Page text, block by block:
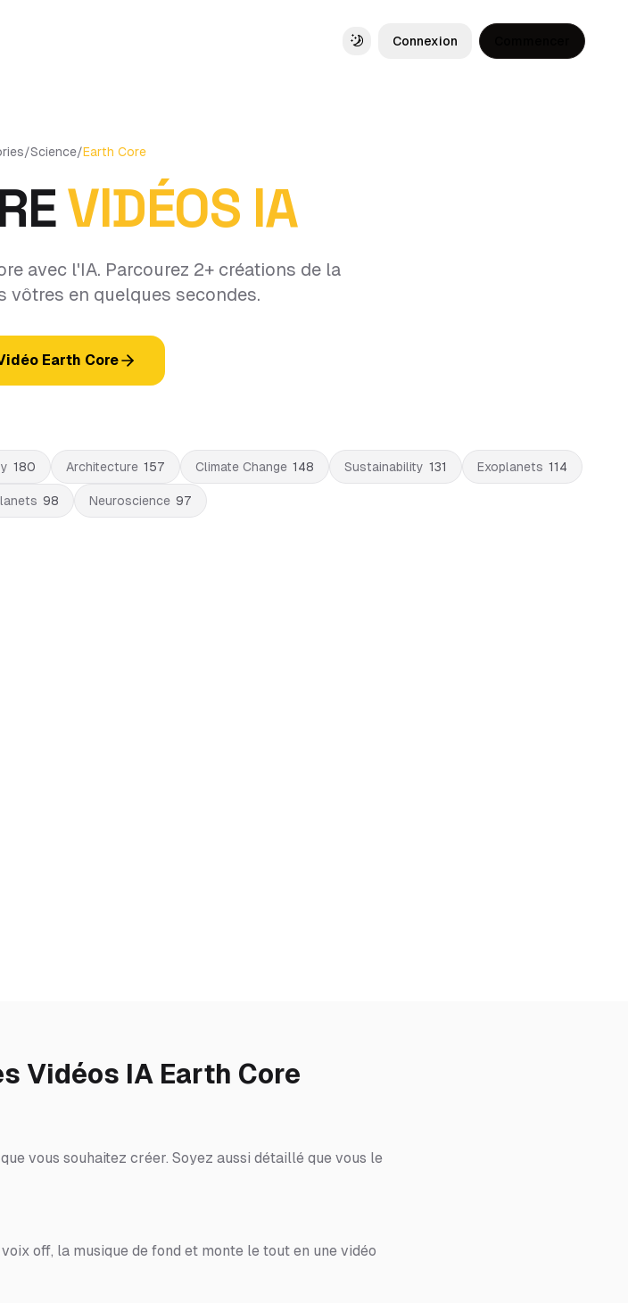
Toggle theme
Connexion
/Science/Earth Core
VIDÉOS IA
avec l'IA. Parcourez 2+ créations de la
vôtres en quelques secondes.
Earth Core
180 Architecture 157 Climate Change 148 Sustainability 131 Exoplanets 114
98 Neuroscience 97
Vidéos IA Earth Core
vous souhaitez créer. Soyez aussi détaillé que vous le
off, la musique de fond et monte le tout en une vidéo